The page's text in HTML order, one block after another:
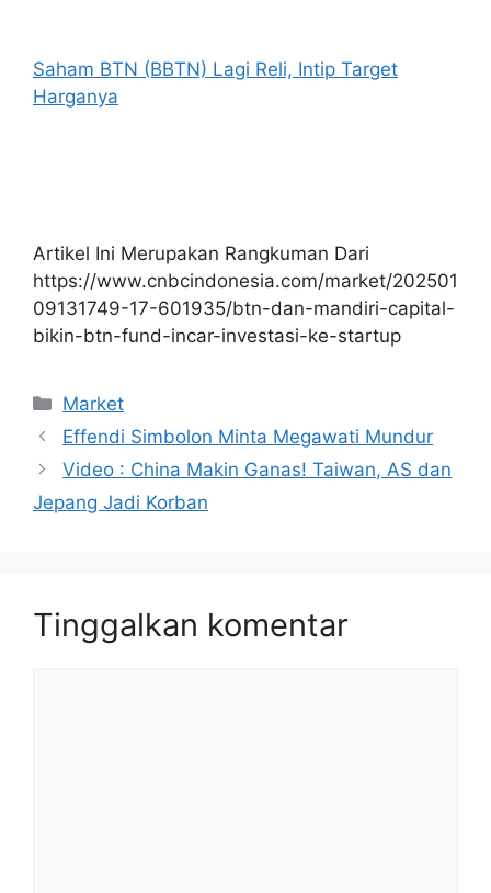
Saham BTN (BBTN) Lagi Reli, Intip Target
Harganya
Artikel Ini Merupakan Rangkuman Dari
https://www.cnbcindonesia.com/market/202501
09131749-17-601935/btn-dan-mandiri-capital-
bikin-btn-fund-incar-investasi-ke-startup
Kategori
Market
Effendi Simbolon Minta Megawati Mundur
Video : China Makin Ganas! Taiwan, AS dan
Jepang Jadi Korban
Tinggalkan komentar